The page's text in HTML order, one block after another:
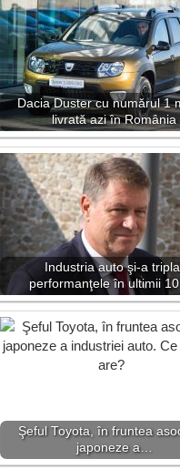
Dacia Duster cu numărul 1
livrată azi în România
Industria auto şi-a
performanţele în ultimii
Şeful Toyota, în fruntea
japoneze a…